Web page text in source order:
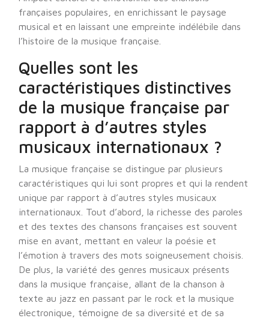
françaises populaires, en enrichissant le paysage
musical et en laissant une empreinte indélébile dans
l’histoire de la musique française.
Quelles sont les
caractéristiques distinctives
de la musique française par
rapport à d’autres styles
musicaux internationaux ?
La musique française se distingue par plusieurs
caractéristiques qui lui sont propres et qui la rendent
unique par rapport à d’autres styles musicaux
internationaux. Tout d’abord, la richesse des paroles
et des textes des chansons françaises est souvent
mise en avant, mettant en valeur la poésie et
l’émotion à travers des mots soigneusement choisis.
De plus, la variété des genres musicaux présents
dans la musique française, allant de la chanson à
texte au jazz en passant par le rock et la musique
électronique, témoigne de sa diversité et de sa